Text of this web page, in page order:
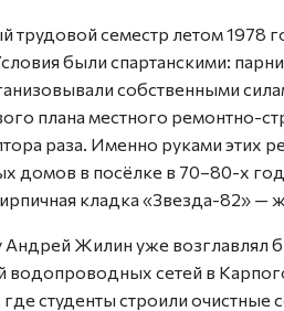
трудовой семестр летом 1978
были спартанскими:
собственными
плана местного ремонтно-
раза. Именно руками этих
домов в посёлке в 70–80-х
кладка «Звезда-82» —
Андрей Жилин уже возглавлял
водопроводных сетей в
студенты строили очистные